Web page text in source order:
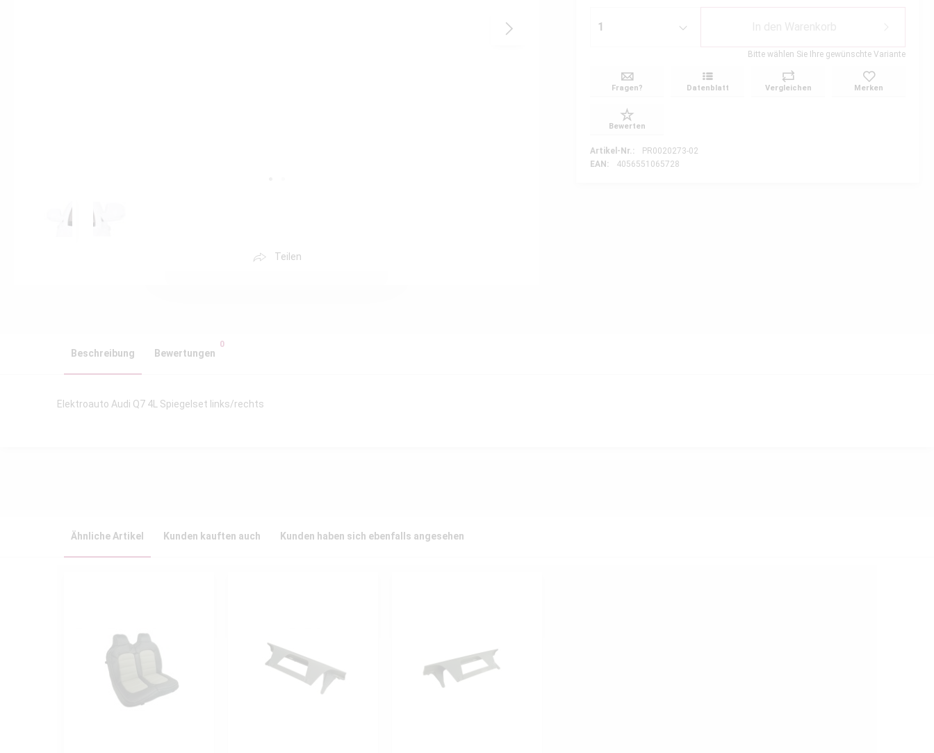
Teilen
Bitte wählen Sie Ihre gewünschte Variante
Fragen? Datenblatt Vergleichen Merken
Bewerten
Artikel-Nr.:
PR0020273-02
EAN:
4056551065728
Beschreibung Bewertungen
0
Elektroauto Audi Q7 4L Spiegelset links/rechts
Ähnliche Artikel Kunden kauften auch Kunden haben sich ebenfalls angesehen